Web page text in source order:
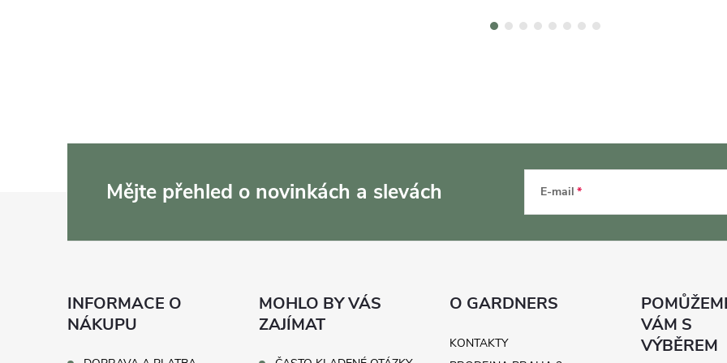
Mějte přehled o novinkách a slevách E-mail
INFORMACE O
NÁKUPU
MOHLO BY VÁS
ZAJÍMAT
O GARDNERS
KONTAKTY